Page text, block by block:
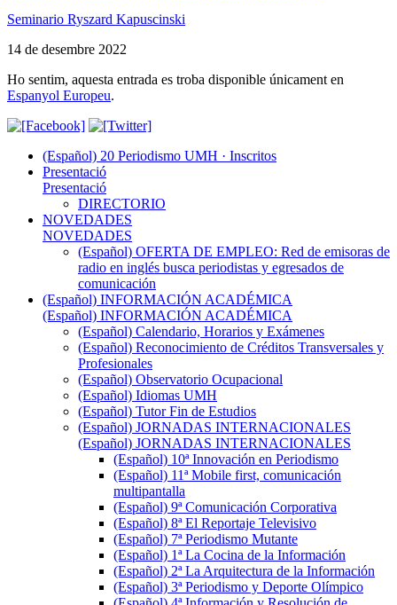
Seminario Ryszard Kapuscinski
14 de desembre 2022
Ho sentim, aquesta entrada es troba disponible únicament en
Espanyol Europeu.
(Español) 20 Periodismo UMH · Inscritos
Presentació
Presentació
DIRECTORIO
NOVEDADES
NOVEDADES
(Español) OFERTA DE EMPLEO: Red de emisoras de
radio en inglés busca periodistas y egresados de
comunicación
(Español) INFORMACIÓN ACADÉMICA
(Español) INFORMACIÓN ACADÉMICA
(Español) Calendario, Horarios y Exámenes
(Español) Reconocimiento de Créditos Transversales y
Profesionales
(Español) Observatorio Ocupacional
(Español) Idiomas UMH
(Español) Tutor Fin de Estudios
(Español) JORNADAS INTERNACIONALES
(Español) JORNADAS INTERNACIONALES
(Español) 10ª Innovación en Periodismo
(Español) 11ª Mobile first, comunicación
multipantalla
(Español) 9ª Comunicación Corporativa
(Español) 8ª El Reportaje Televisivo
(Español) 7ª Periodismo Mutante
(Español) 1ª La Cocina de la Información
(Español) 2ª La Arquitectura de la Información
(Español) 3ª Periodismo y Deporte Olímpico